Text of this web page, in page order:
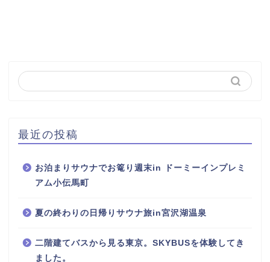
最近の投稿
お泊まりサウナでお篭り週末in ドーミーインプレミ
アム小伝馬町
夏の終わりの日帰りサウナ旅in宮沢湖温泉
二階建てバスから見る東京。SKYBUSを体験してき
ました。